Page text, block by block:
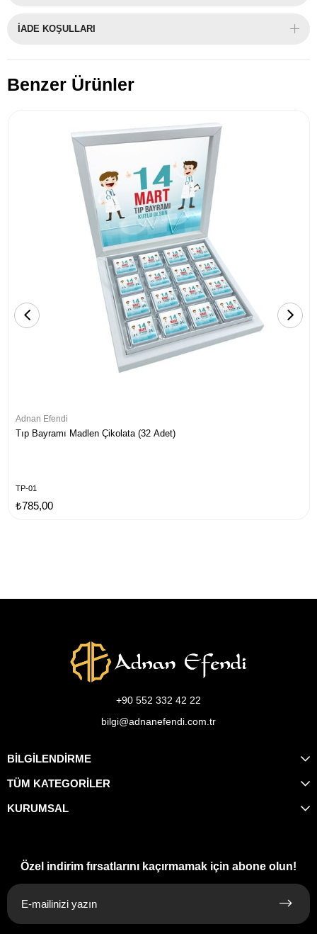
İADE KOŞULLARI
Benzer Ürünler
Adnan Efendi
Tıp Bayramı Madlen Çikolata (32 Adet)
TP-01
₺785,00
+90 552 332 42 22
bilgi@adnanefendi.com.tr
BİLGİLENDİRME
TÜM KATEGORİLER
KURUMSAL
Özel indirim fırsatlarını kaçırmamak için abone olun!